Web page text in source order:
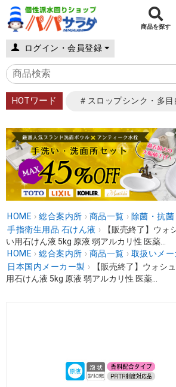
商品を探す
ログイン・会員登録
HOTワード ＃スロップシンク・多目
HOME › 総合案内所 › 商品一覧 › 除菌・抗
手指衛生用品 石けん液 ›
【販売終了】ウォ
い用石けん液 5kg 原液 弱アルカリ性 医薬...
HOME › 総合案内所 › 商品一覧 › 取扱いメ
日本国内メーカー製 ›
【販売終了】ウォシ
用石けん液 5kg 原液 弱アルカリ性 医薬...